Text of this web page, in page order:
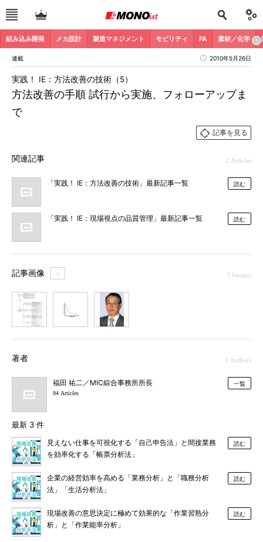
組み込み開発 メカ設計 製造マネジメント モビリティ FA 素材／化学
連載 2010年5月26日
方法改善の手順 試行から実施、フォローアップま
で
実践！ IE：方法改善の技術（5）
記事を見る
関連記事 2 Articles
「実践！ IE：方法改善の技術」最新記事一覧 読む
「実践！ IE：現場視点の品質管理」最新記事一覧 読む
記事画像 ＋ 3 Images
著者 1 Authors
福田 祐二／MIC綜合事務所所長
94 Articles
一覧
最新 3 件
見えない仕事を可視化する「自己申告法」と間接業務
を効率化する「帳票分析法」
読む
企業の経営効率を高める「業務分析」と「職務分析
法」「生活分析法」
読む
現場改善の意思決定に極めて効果的な「作業習熟分
析」と「作業能率分析」
読む